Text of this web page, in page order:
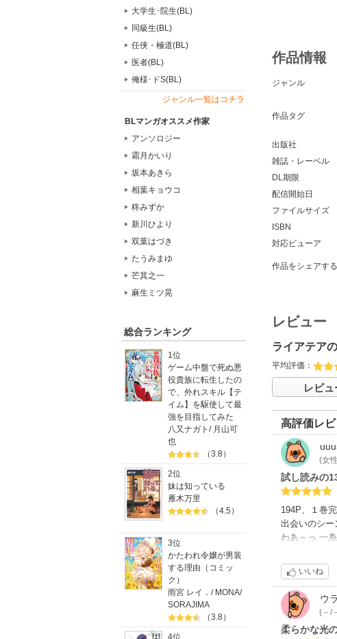
大学生･院生(BL)
同級生(BL)
任侠・極道(BL)
医者(BL)
俺様･ドS(BL)
ジャンル一覧はコチラ
BLマンガオススメ作家
アンソロジー
霜月かいり
坂本あきら
相葉キョウコ
柊みずか
新川ひより
双葉はづき
たうみまゆ
芒其之一
麻生ミツ晃
総合ランキング
1位
ゲーム中盤で死ぬ悪
役貴族に転生したの
で、外れスキル【テ
イム】を駆使して最
強を目指してみた
八又ナガト / 月山可
也
（3.8）
2位
妹は知っている
雁木万里
（4.5）
3位
かたわれ令嬢が男装
する理由（コミッ
ク）
雨宮 レイ． / MONA/
SORAJIMA
（3.8）
4位
作品情報
ジャンル
作品タグ
出版社
雑誌・レーベル
DL期限
配信開始日
ファイルサイズ
ISBN
対応ビューア
作品をシェアする
レビュー
ライアテア
平均評価：
レビュ
高評価レ
(女
試し読みの
194P、１巻
出会いのシー
わあ～っ 一
ら生まれた
あまりの存在
えたマニへの
の過去を棄
作者の岡田屋
を受けてお
特に魅せ場の
いいね
ウ
(－/
柔らかな光